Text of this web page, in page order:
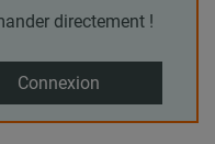
directement !
Connexion